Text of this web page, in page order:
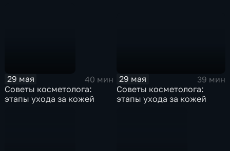
29 мая
40 мин
Советы косметолога:
этапы ухода за кожей
29 мая
39 мин
Советы косметолога:
этапы ухода за кожей